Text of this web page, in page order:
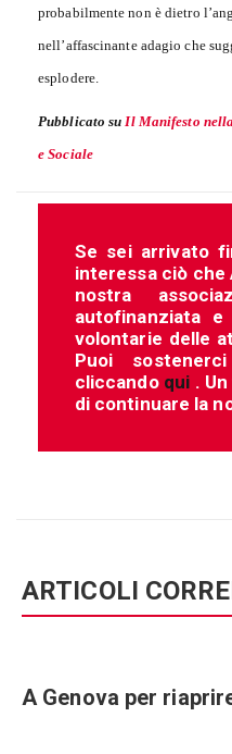
probabilmente non è dietro
nell’affascinante adagio che
esplodere.
Pubblicato suIl Manifesto
e Sociale
Se sei arrivato
interessa ciò che
nostra
autofinanziata
volontarie delle
Puoi
cliccando qui .
di continuare la
ARTICOLI
A Genova per